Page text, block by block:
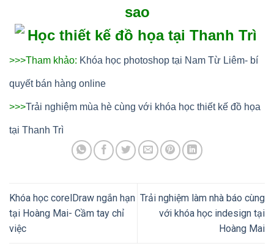
sao
>>>Tham khảo: Khóa học photoshop tại Nam Từ Liêm- bí
quyết bán hàng online
>>>Trải nghiệm mùa hè cùng với khóa học thiết kế đồ họa
tại Thanh Trì
Khóa học corelDraw ngắn hạn
tại Hoàng Mai- Cầm tay chỉ
việc
Trải nghiệm làm nhà báo cùng
với khóa học indesign tại
Hoàng Mai